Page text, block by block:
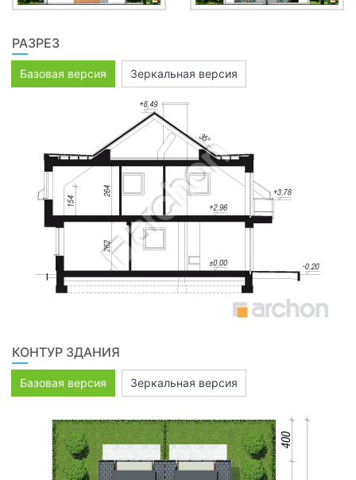
РАЗРЕЗ
Базовая версия Зеркальная версия
КОНТУР ЗДАНИЯ
Базовая версия Зеркальная версия